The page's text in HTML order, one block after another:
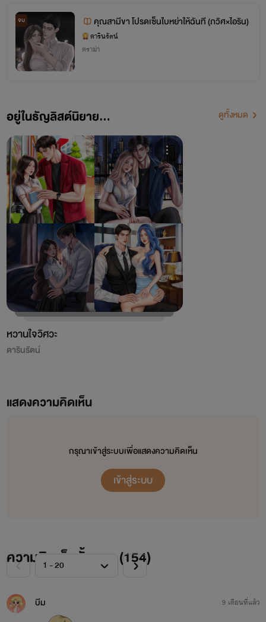
จบ คุณสามีขา โปรดเซ็นใบหย่าให้ฉันที (ภวิศ×ไอริน)
ดารินรัตน์
ดราม่า
อยู่ในธัญลิสต์นิยาย... ดูทั้งหมด
หวานใจวิศวะ
ดารินรัตน์
แสดงความคิดเห็น
กรุณาเข้าสู่ระบบเพื่อแสดงความคิดเห็น
เข้าสู่ระบบ
ความคิดเห็นทั้งหมด (154)
บีม 9 เดือนที่แล้ว